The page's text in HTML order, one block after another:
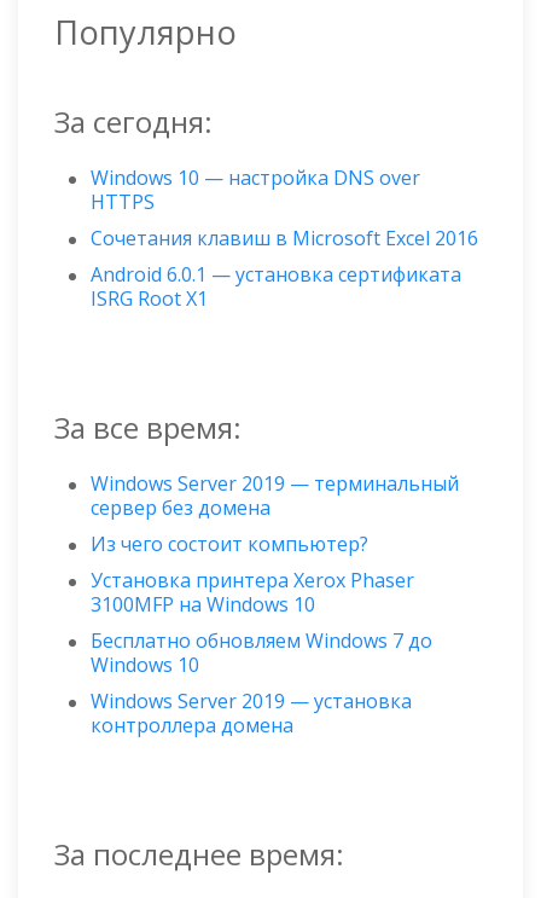
Популярно
За сегодня:
Windows 10 — настройка DNS over
HTTPS
Сочетания клавиш в Microsoft Excel 2016
Android 6.0.1 — установка сертификата
ISRG Root X1
За все время:
Windows Server 2019 — терминальный
сервер без домена
Из чего состоит компьютер?
Установка принтера Xerox Phaser
3100MFP на Windows 10
Бесплатно обновляем Windows 7 до
Windows 10
Windows Server 2019 — установка
контроллера домена
За последнее время: